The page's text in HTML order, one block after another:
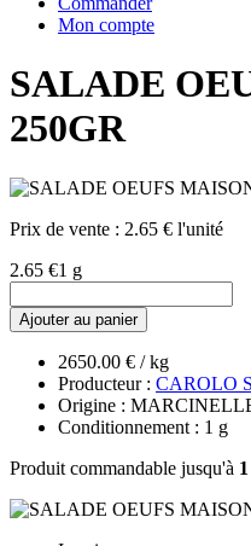
Mon compte
SALADE
250GR
Prix de vente : 2.65 € l'unité
2.65 €1 g
Ajouter au panier
2650.00 € / kg
Producteur : CAROLO
Origine :
Conditionnement : 1 g
Produit commandable jusqu'à 1